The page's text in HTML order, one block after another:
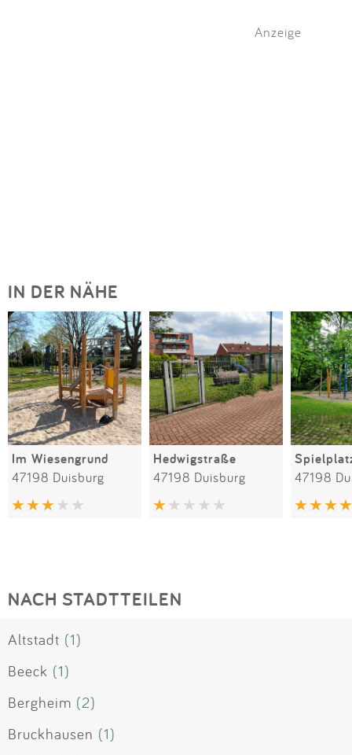
Anzeige
IN DER NÄHE
Im Wiesengrund
47198 Duisburg
Hedwigstraße
47198 Duisburg 47198
NACH STADTTEILEN
Altstadt (1)
Beeck (1)
Bergheim (2)
Bruckhausen (1)